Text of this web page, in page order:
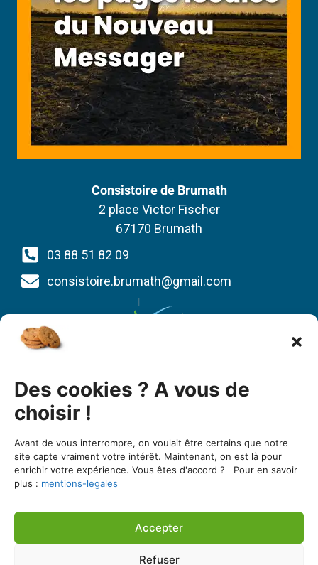
Des cookies ? A vous de
choisir !
Avant de vous interrompre, on voulait être certains que notre
site capte vraiment votre intérêt. Maintenant, on est là pour
enrichir votre expérience. Vous êtes d'accord ? Pour en savoir
plus : mentions-legales
Accepter
Refuser
Consistoire de Brumath
2 place Victor Fischer
67170 Brumath
03 88 51 82 09
consistoire.brumath@gmail.com
Lorraine
67081 Strasbourg cedex
03 88 25 90 00
Une réalisation de l’agence Seker Consulting